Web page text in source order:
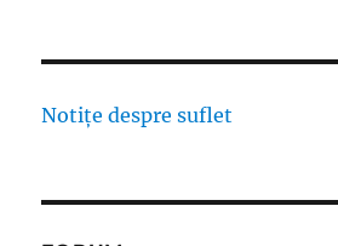
Notițe despre suflet